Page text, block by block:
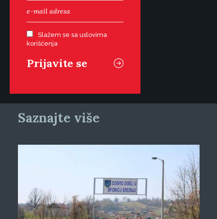
Slažem se sa uslovima
korišćenja
Saznajte više